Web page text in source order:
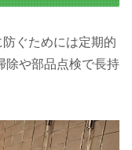
ぐためには定期的
除や部品点検で長持